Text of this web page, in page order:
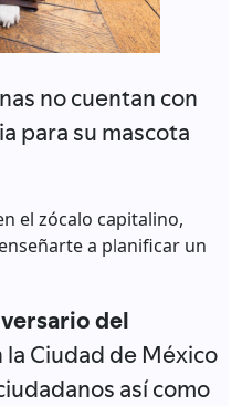
no cuentan con
para su mascota
el zócalo capitalino,
a planificar un
del
la Ciudad de México
así como